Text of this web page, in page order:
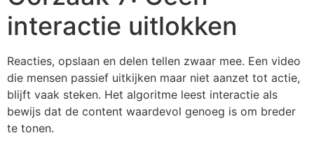
interactie uitlokken
Reacties, opslaan en delen tellen zwaar mee. Een video
die mensen passief uitkijken maar niet aanzet tot actie,
blijft vaak steken. Het algoritme leest interactie als
bewijs dat de content waardevol genoeg is om breder
te tonen.